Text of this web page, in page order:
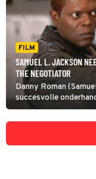
FILM
SAMUEL L. JACKSON
THE NEGOTIATOR
Danny Roman
succesvolle
en Danny de schuld
radicale maatregelen.